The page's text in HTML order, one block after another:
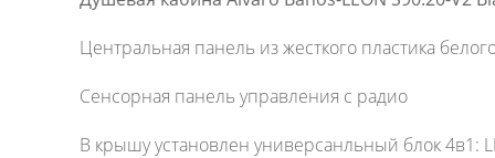
Центральная панель из жесткого пластика
Сенсорная панель управления с радио
В крышу установлен универсанльный блок 4в1: